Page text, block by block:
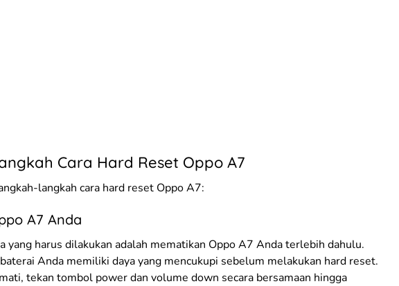
Cara Hard Reset Oppo A7
langkah cara hard reset Oppo A7:
A7 Anda
yang harus dilakukan adalah mematikan Oppo A7 Anda terlebih dahulu.
Anda memiliki daya yang mencukupi sebelum melakukan hard reset.
tekan tombol power dan volume down secara bersamaan hingga